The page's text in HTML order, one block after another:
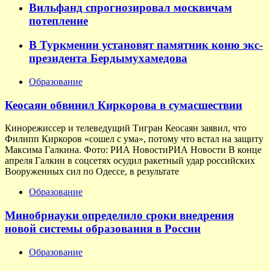
Вильфанд спрогнозировал москвичам
потепление
В Туркмении установят памятник коню экс-
президента Бердымухамедова
Образование
Кеосаян обвинил Киркорова в сумасшествии
Кинорежиссер и телеведущий Тигран Кеосаян заявил, что
Филипп Киркоров «сошел с ума», потому что встал на защиту
Максима Галкина. Фото: РИА НовостиРИА Новости В конце
апреля Галкин в соцсетях осудил ракетный удар российских
Вооруженных сил по Одессе, в результате
Образование
Минобрнауки определило сроки внедрения
новой системы образования в России
Образование